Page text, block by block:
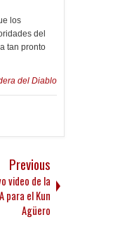
los
del
tan pronto
del Diablo
Previous
video de la
para el Kun
Agüero